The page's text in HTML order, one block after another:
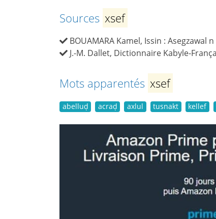
Sources xsef
BOUAMARA Kamel, Issin :
J.-M. Dallet, Dictionnaire Kabyle-
Mots apparentés xsef
abelluḍ acraḍ axlul tusnakt kellef